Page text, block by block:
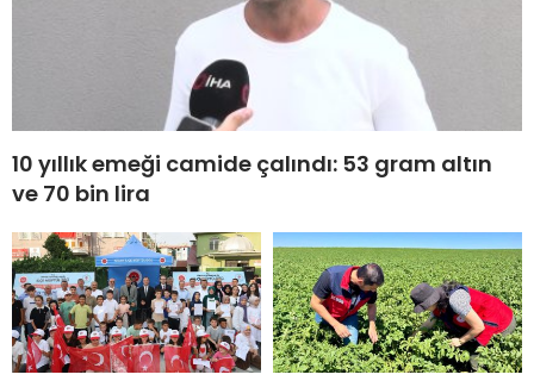
10 yıllık emeği camide çalındı: 53 gram altın
ve 70 bin lira